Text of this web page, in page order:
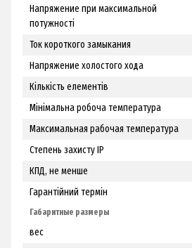
Напряжение при максимальной
потужності
Ток короткого замыкания
Напряжение холостого хода
Кількість елементів
Мінімальна робоча температура
Максимальная рабочая температура
Степень захисту IP
КПД, не менше
Гарантійний термін
Габаритные размеры
вес